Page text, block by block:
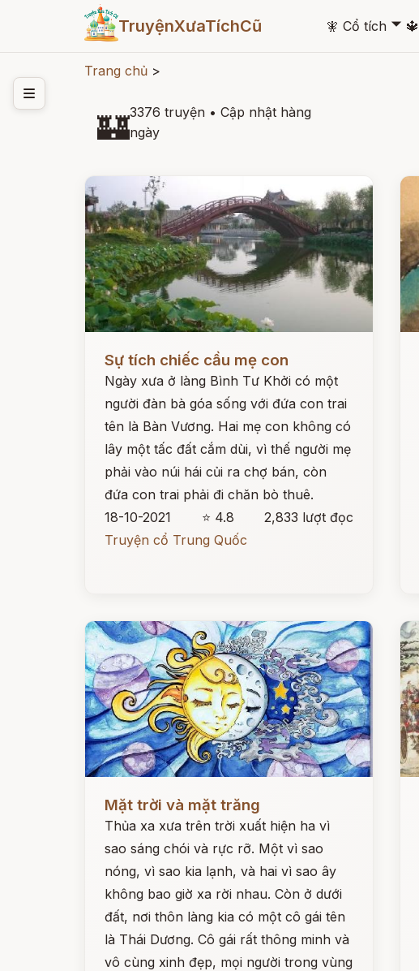
TruyệnXưaTíchCũ 🧚 Cổ tích 🞃 🔱
Trang chủ >
🏰3376 truyện • Cập nhật hàng
ngày
Sự tích chiếc cầu mẹ con
Ngày xưa ở làng Bình Tư Khởi có một
người đàn bà góa sống với đứa con trai
tên là Bàn Vương. Hai mẹ con không có
lây một tấc đất cắm dùi, vì thế người mẹ
phải vào núi hái củi ra chợ bán, còn
đứa con trai phải đi chăn bò thuê.
18-10-2021
⭐ 4.8
2,833 lượt đọc
Truyện cổ Trung Quốc
Mặt trời và mặt trăng
Thủa xa xưa trên trời xuất hiện ha vì
sao sáng chói và rực rỡ. Một vì sao
nóng, vì sao kia lạnh, và hai vì sao ây
không bao giờ xa rời nhau. Còn ở dưới
đất, nơi thôn làng kia có một cô gái tên
là Thái Dương. Cô gái rất thông minh và
vô cùng xinh đẹp, mọi người trong vùng